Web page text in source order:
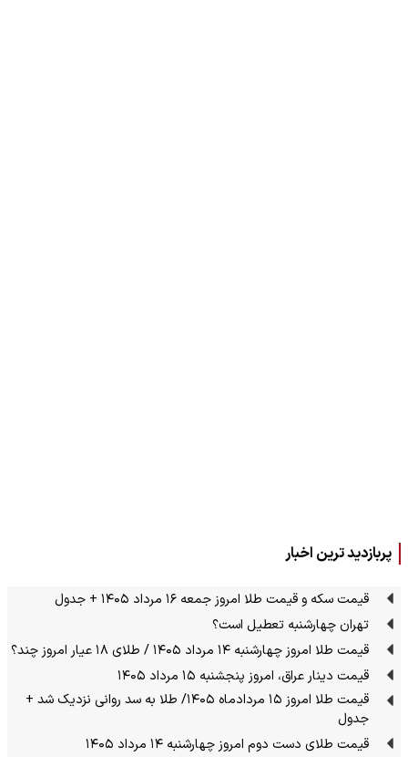
پربازدید ترین اخبار
قیمت سکه و قیمت طلا امروز جمعه ۱۶ مرداد ۱۴۰۵ + جدول
تهران چهارشنبه تعطیل است؟
قیمت طلا امروز چهارشنبه ۱۴ مرداد ۱۴۰۵ / طلای ۱۸ عیار امروز چند؟
قیمت دینار عراق، امروز پنجشنبه ۱۵ مرداد ۱۴۰۵
قیمت طلا امروز ۱۵ مردادماه ۱۴۰۵/ طلا به سد روانی نزدیک شد +
جدول
قیمت طلای دست دوم امروز چهارشنبه ۱۴ مرداد ۱۴۰۵